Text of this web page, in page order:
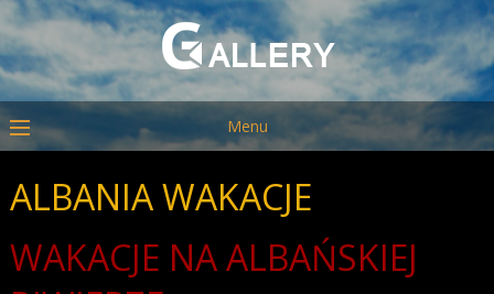
Menu
ALBANIA WAKACJE
WAKACJE NA ALBAŃSKIEJ